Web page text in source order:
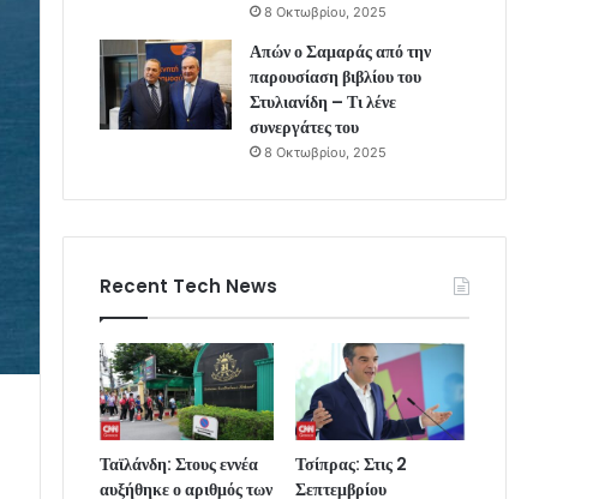
8 Οκτωβρίου, 2025
Απών ο Σαμαράς από την
παρουσίαση βιβλίου του
Στυλιανίδη – Τι λένε
συνεργάτες του
8 Οκτωβρίου, 2025
Recent Tech News
Ταϊλάνδη: Στους εννέα
αυξήθηκε ο αριθμός των
Τσίπρας: Στις 2
Σεπτεμβρίου